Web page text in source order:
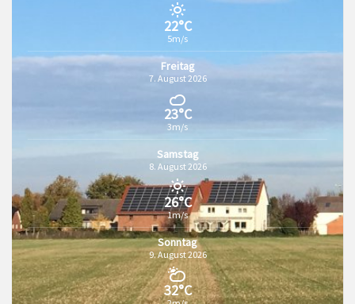
22°C
5m/s
Freitag
7. August 2026
23°C
3m/s
Samstag
8. August 2026
26°C
1m/s
Sonntag
9. August 2026
32°C